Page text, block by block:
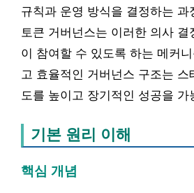
규칙과 운영 방식을 결정하는 과
토큰 거버넌스는 이러한 의사 결
이 참여할 수 있도록 하는 메커
고 효율적인 거버넌스 구조는 스
도를 높이고 장기적인 성공을 가
기본 원리 이해
핵심 개념